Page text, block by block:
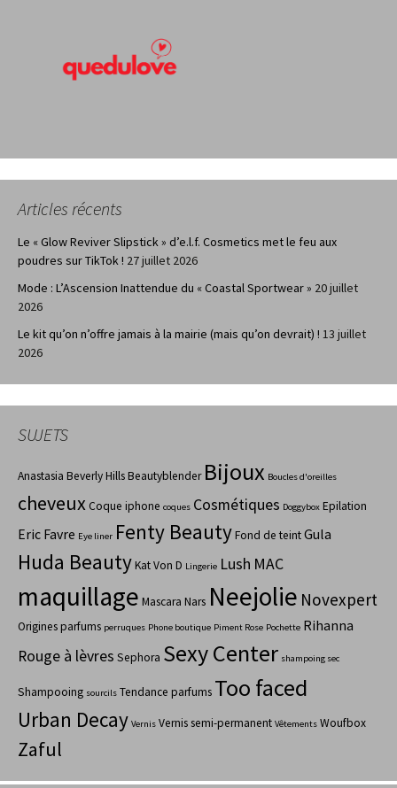
Articles récents
Le « Glow Reviver Slipstick » d’e.l.f. Cosmetics met le feu aux
poudres sur TikTok ! 27 juillet 2026
Mode : L’Ascension Inattendue du « Coastal Sportwear » 20 juillet
2026
Le kit qu’on n’offre jamais à la mairie (mais qu’on devrait) ! 13 juillet
2026
SUJETS
Anastasia Beverly HillsBeautyblender Bijoux Boucles d'oreilles
cheveuxCoque iphone coques Cosmétiques Doggybox Epilation
Eric Favre Eye liner Fenty BeautyFond de teintGula
Huda BeautyKat Von D Lingerie Lush MAC
maquillage Mascara Nars Neejolie Novexpert
Origines parfums perruques Phone boutique Piment Rose Pochette Rihanna
Rouge à lèvres Sephora Sexy Center shampoing sec
Shampooing sourcils Tendance parfums Too faced
Urban Decay Vernis Vernis semi-permanent Vêtements Woufbox
Zaful